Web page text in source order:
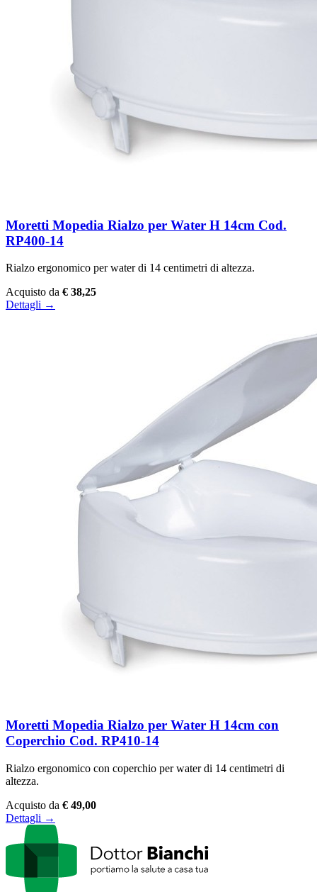
Moretti Mopedia Rialzo per Water H 14cm Cod.
RP400-14
Rialzo ergonomico per water di 14 centimetri di altezza.
Acquisto da € 38,25
Dettagli →
Moretti Mopedia Rialzo per Water H 14cm con
Coperchio Cod. RP410-14
Rialzo ergonomico con coperchio per water di 14 centimetri di
altezza.
Acquisto da € 49,00
Dettagli →